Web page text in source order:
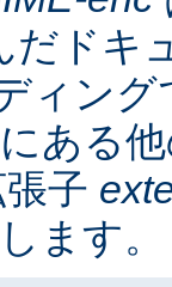
だドキ
ィン
ある
子
ます。